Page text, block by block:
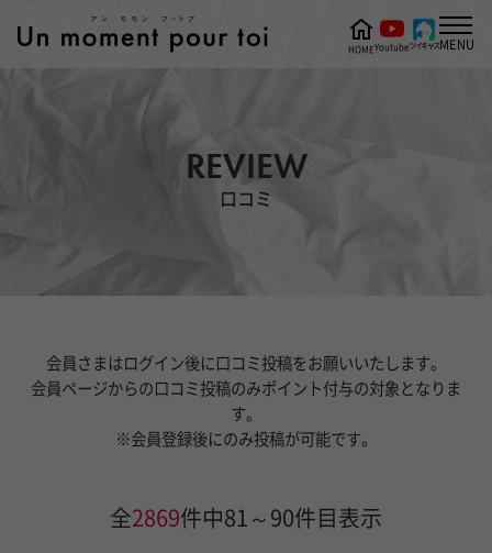
REVIEW
口コミ
HOMEYoutubeツイキャスMENU
会員さまはログイン後に口コミ投稿をお願いいたします。
会員ページからの口コミ投稿のみポイント付与の対象となりま
す。
※会員登録後にのみ投稿が可能です。
全2869件中81～90件目表示